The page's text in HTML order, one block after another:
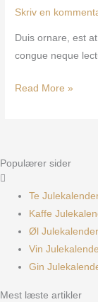
Skriv en
Duis ornare, est
congue neque
Read More »
Populærer sider
Te
Kaffe
Øl Julekalender
Vin
Gin
Mest læste artikler